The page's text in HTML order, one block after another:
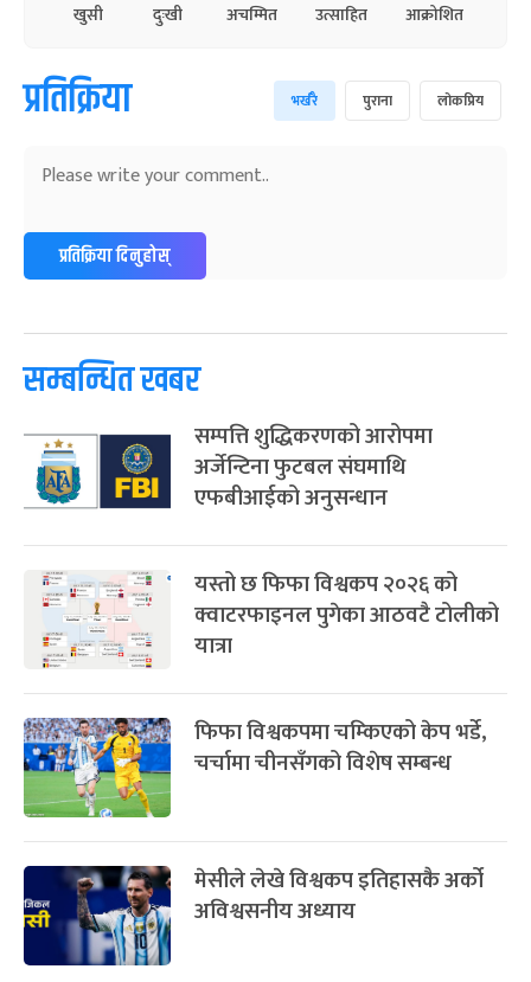
खुसी दुःखी अचम्मित उत्साहित आक्रोशित
प्रतिक्रिया भर्खरै पुराना लोकप्रिय
प्रतिक्रिया दिनुहोस्
सम्बन्धित खबर
सम्पत्ति शुद्धिकरणको आरोपमा
अर्जेन्टिना फुटबल संघमाथि
एफबीआईको अनुसन्धान
यस्तो छ फिफा विश्वकप २०२६ को
क्वाटरफाइनल पुगेका आठवटै टोलीको
यात्रा
फिफा विश्वकपमा चम्किएको केप भर्डे,
चर्चामा चीनसँगको विशेष सम्बन्ध
मेसीले लेखे विश्वकप इतिहासकै अर्को
अविश्वसनीय अध्याय